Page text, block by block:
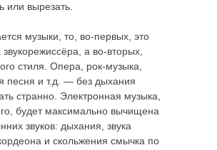
или вырезать.
музыки, то, во-первых, это
звукорежиссёра, а во-вторых,
стиля. Опера, рок-музыка,
песня и т.д. — без дыхания
странно. Электронная музыка,
будет максимально вычищена
звуков: дыхания, звука
и скольжения смычка по